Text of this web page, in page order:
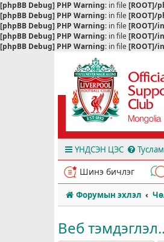
[phpBB Debug] PHP Warning: in file[ROOT]/
[phpBB Debug] PHP Warning: in file[ROOT]/
[phpBB Debug] PHP Warning: in file[ROOT]/
[phpBB Debug] PHP Warning: in file[ROOT]/
[phpBB Debug] PHP Warning: in file[ROOT]/
ҮНДСЭН ЦЭС
Шинэ бичлэг
Форумын эхлэл
Веб